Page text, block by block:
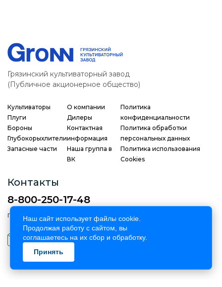
Грязинский культиваторный завод
(Публичное акционерное общество)
Культиваторы
Плуги
Бороны
Глубокорыхлители
Запасные части
О компании
Дилеры
Контактная
информация
Наша группа в
ВК
Политика
конфиденциальности
Политика обработки
персональных данных
Политика использования
Cookies
Контакты
8-800-250-17-48
Пн-Пт: 08.00 до 17.00
sales@gronn.pro
по всем вопросам
Наш сайт использует файлы cookie.
Продолжая работу с сайтом, вы
соглашаетесь на их сбор и обработку.
Принять